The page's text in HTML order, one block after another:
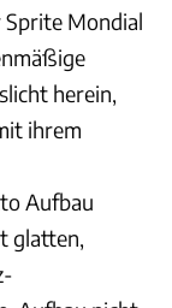
Sprite Mondial
herein,
ihrem
Aufbau
glatten,